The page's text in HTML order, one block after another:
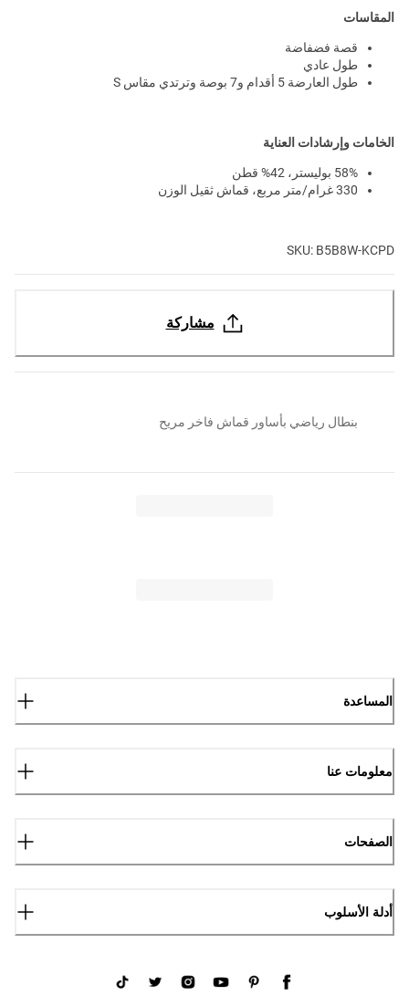
المقاسات
قصة فضفاضة
طول عادي
طول العارضة 5 أقدام و7 بوصة وترتدي مقاس S
الخامات وإرشادات العناية
58% بوليستر، 42% قطن
330 غرام/متر مربع، قماش ثقيل الوزن
SKU: B5B8W-KCPD
مشاركة
بنطال رياضي بأساور قماش فاخر مريح
المساعدة
معلومات عنا
الصفحات
أدلة الأسلوب